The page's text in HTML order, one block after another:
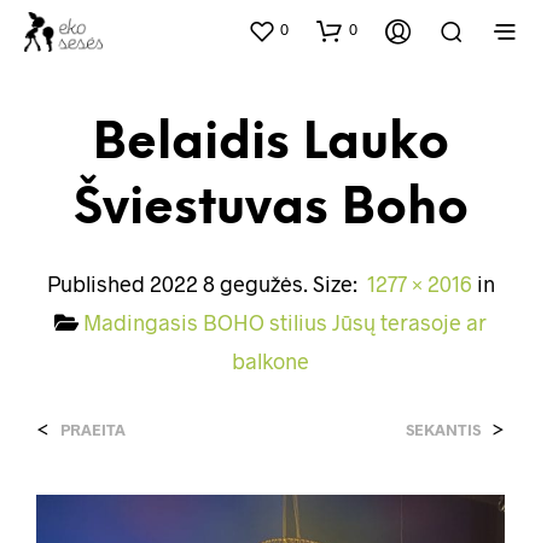
0 0
Belaidis Lauko
Šviestuvas Boho
Published 2022 8 gegužės. Size: 1277 × 2016 in
Madingasis BOHO stilius Jūsų terasoje ar
balkone
< PRAEITA SEKANTIS >